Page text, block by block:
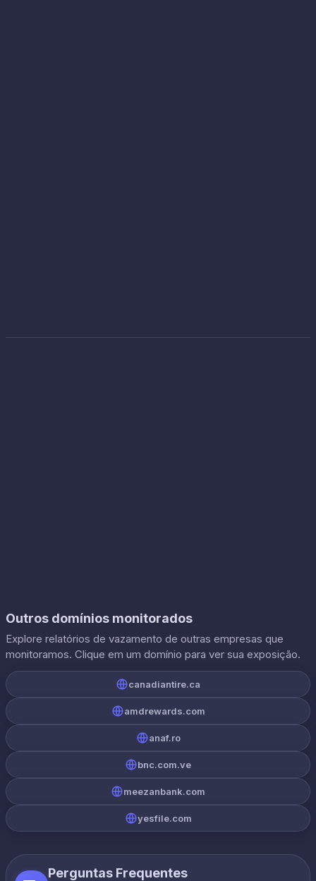
Outros domínios monitorados
Explore relatórios de vazamento de outras empresas que
monitoramos. Clique em um domínio para ver sua exposição.
canadiantire.ca
amdrewards.com
anaf.ro
bnc.com.ve
meezanbank.com
yesfile.com
Perguntas Frequentes